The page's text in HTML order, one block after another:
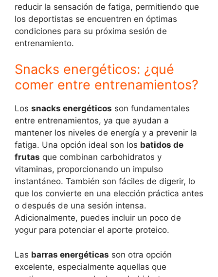
reducir la sensación de fatiga, permitiendo que
los deportistas se encuentren en óptimas
condiciones para su próxima sesión de
entrenamiento.
Snacks energéticos: ¿qué
comer entre entrenamientos?
Los snacks energéticos son fundamentales
entre entrenamientos, ya que ayudan a
mantener los niveles de energía y a prevenir la
fatiga. Una opción ideal son los batidos de
frutas que combinan carbohidratos y
vitaminas, proporcionando un impulso
instantáneo. También son fáciles de digerir, lo
que los convierte en una elección práctica antes
o después de una sesión intensa.
Adicionalmente, puedes incluir un poco de
yogur para potenciar el aporte proteico.
Las barras energéticas son otra opción
excelente, especialmente aquellas que